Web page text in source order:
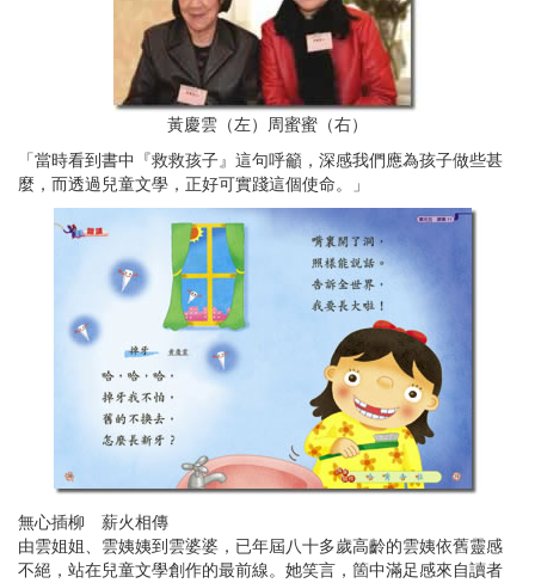
黃慶雲（左）周蜜蜜（右）
「當時看到書中『救救孩子』這句呼籲，深感我們應為孩子做些甚
麼，而透過兒童文學，正好可實踐這個使命。」
無心插柳 薪火相傳
由雲姐姐、雲姨姨到雲婆婆，已年屆八十多歲高齡的雲姨依舊靈感
不絕，站在兒童文學創作的最前線。她笑言，箇中滿足感來自讀者